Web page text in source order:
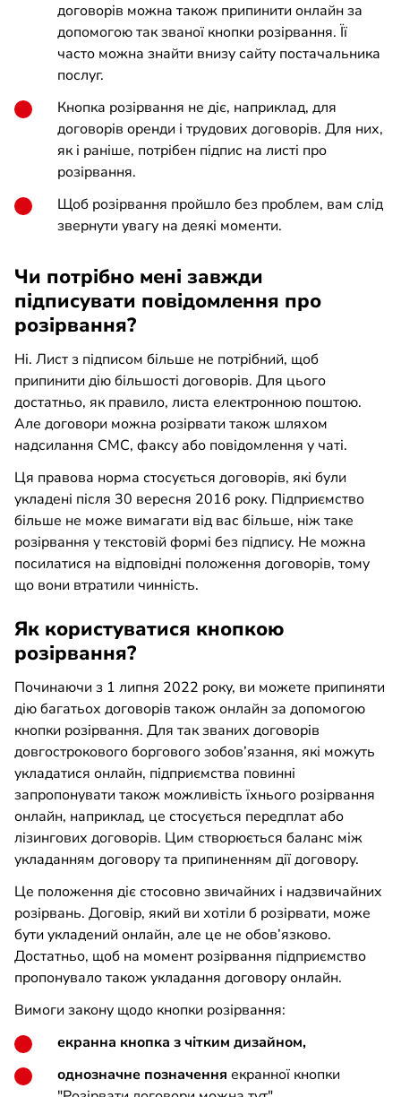
договорів можна також припинити онлайн за
допомогою так званої кнопки розірвання. Її
часто можна знайти внизу сайту постачальника
послуг.
Кнопка розірвання не діє, наприклад, для
договорів оренди і трудових договорів. Для них,
як і раніше, потрібен підпис на листі про
розірвання.
Щоб розірвання пройшло без проблем, вам слід
звернути увагу на деякі моменти.
Чи потрібно мені завжди
підписувати повідомлення про
розірвання?
Ні. Лист з підписом більше не потрібний, щоб
припинити дію більшості договорів. Для цього
достатньо, як правило, листа електронною поштою.
Але договори можна розірвати також шляхом
надсилання СМС, факсу або повідомлення у чаті.
Ця правова норма стосується договорів, які були
укладені після 30 вересня 2016 року. Підприємство
більше не може вимагати від вас більше, ніж таке
розірвання у текстовій формі без підпису. Не можна
посилатися на відповідні положення договорів, тому
що вони втратили чинність.
Як користуватися кнопкою
розірвання?
Починаючи з 1 липня 2022 року, ви можете припиняти
дію багатьох договорів також онлайн за допомогою
кнопки розірвання. Для так званих договорів
довгострокового боргового зобов’язання, які можуть
укладатися онлайн, підприємства повинні
запропонувати також можливість їхнього розірвання
онлайн, наприклад, це стосується передплат або
лізингових договорів. Цим створюється баланс між
укладанням договору та припиненням дії договору.
Це положення діє стосовно звичайних і надзвичайних
розірвань. Договір, який ви хотіли б розірвати, може
бути укладений онлайн, але це не обов’язково.
Достатньо, щоб на момент розірвання підприємство
пропонувало також укладання договору онлайн.
Вимоги закону щодо кнопки розірвання:
екранна кнопка з чітким дизайном,
однозначне позначення екранної кнопки